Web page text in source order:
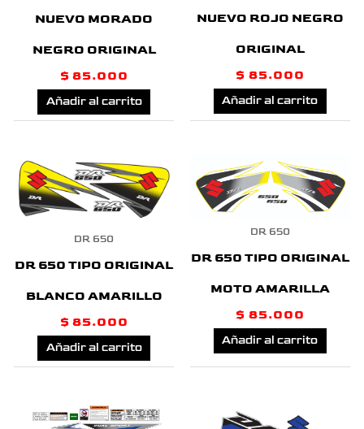
NUEVO MORADO
NEGRO ORIGINAL
$ 85.000
Añadir al carrito
NUEVO ROJO NEGRO
ORIGINAL
$ 85.000
Añadir al carrito
DR 650
DR 650 TIPO ORIGINAL
BLANCO AMARILLO
$ 85.000
Añadir al carrito
DR 650
DR 650 TIPO ORIGINAL
MOTO AMARILLA
$ 85.000
Añadir al carrito